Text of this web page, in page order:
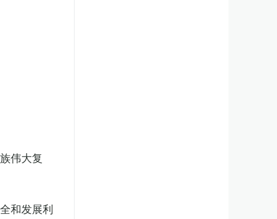
伟大复
和发展利